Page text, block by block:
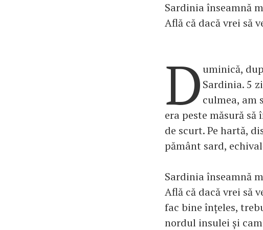
Sardinia înseamnă
Află că dacă vrei să
D uminică,
Sardinia. 5
culmea, am
era peste măsură
de scurt. Pe hartă,
pământ sard,
Sardinia înseamnă
Află că dacă vrei să
fac bine înțeles,
nordul insulei și